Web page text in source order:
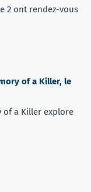
2 ont rendez-vous
of a Killer, le
of a Killer explore